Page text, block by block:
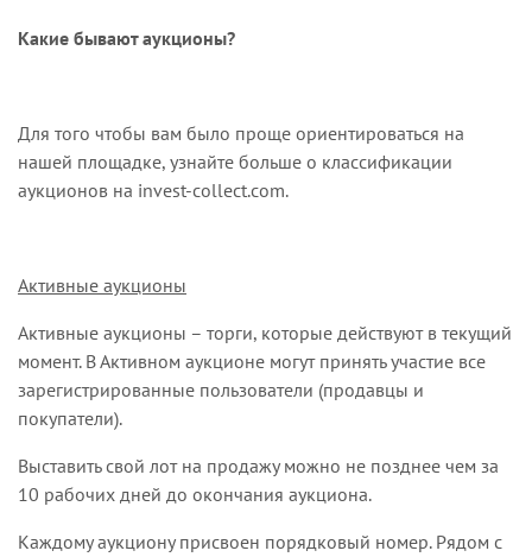
Какие бывают аукционы?
Для того чтобы вам было проще ориентироваться на
нашей площадке, узнайте больше о классификации
аукционов на invest-collect.com.
Активные аукционы
Активные аукционы – торги, которые действуют в текущий
момент. В Активном аукционе могут принять участие все
зарегистрированные пользователи (продавцы и
покупатели).
Выставить свой лот на продажу можно не позднее чем за
10 рабочих дней до окончания аукциона.
Каждому аукциону присвоен порядковый номер. Рядом с